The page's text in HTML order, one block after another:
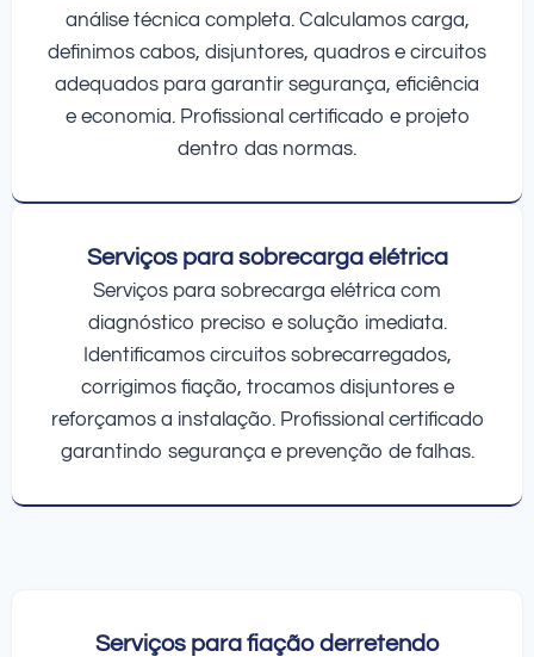
análise técnica completa. Calculamos carga,
definimos cabos, disjuntores, quadros e circuitos
adequados para garantir segurança, eficiência
e economia. Profissional certificado e projeto
dentro das normas.
Serviços para sobrecarga elétrica
Serviços para sobrecarga elétrica com
diagnóstico preciso e solução imediata.
Identificamos circuitos sobrecarregados,
corrigimos fiação, trocamos disjuntores e
reforçamos a instalação. Profissional certificado
garantindo segurança e prevenção de falhas.
Serviços para fiação derretendo